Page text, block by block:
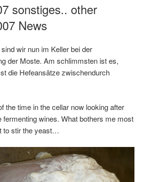
sonstiges.. other
News
wir nun im Keller bei der
der Moste. Am schlimmsten ist es,
die Hefeansätze zwischendurch
the time in the cellar now looking after
fermenting wines. What bothers me most
to stir the yeast…